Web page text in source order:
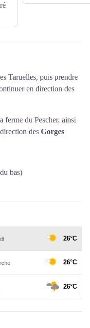
Taruelles, puis prendre
en direction des
ferme du Pescher, ainsi
des Gorges
bas)